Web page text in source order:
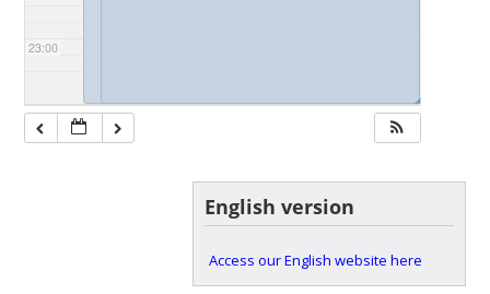
23:00
◢◢
English version
Access our English website here